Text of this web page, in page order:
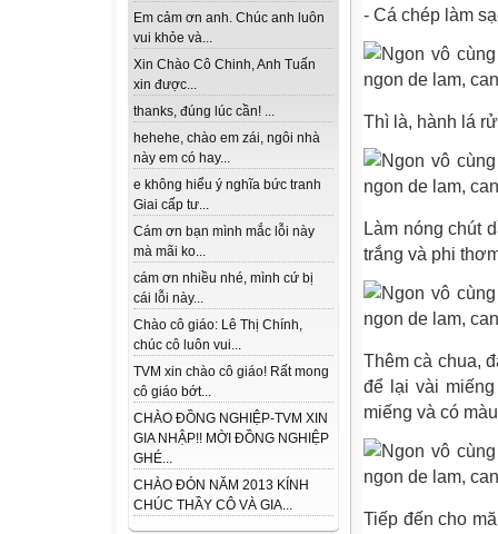
Em cảm ơn anh. Chúc anh luôn
vui khỏe và...
Xin Chào Cô Chinh, Anh Tuấn
xin được...
thanks, đúng lúc cần! ...
hehehe, chào em zái, ngôi nhà
này em có hay...
e không hiểu ý nghĩa bức tranh
Giai cấp tư...
Cám ơn bạn mình mắc lỗi này
mà mãi ko...
cám ơn nhiều nhé, mình cứ bị
cái lỗi này...
Chào cô giáo: Lê Thị Chính,
chúc cô luôn vui...
TVM xin chào cô giáo! Rất mong
cô giáo bớt...
CHÀO ĐỒNG NGHIỆP-TVM XIN
GIA NHẬP!! MỜI ĐỒNG NGHIỆP
GHÉ...
CHÀO ĐÓN NĂM 2013 KÍNH
CHÚC THẦY CÔ VÀ GIA...
- Cá chép làm
Thì là, hành lá
Làm nóng chút
trắng và phi
Thêm cà chua,
để lại vài
miếng và có
Tiếp đến cho